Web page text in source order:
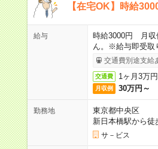
【在宅OK】時給
給与
時給3000円 月収
ん。※給与即受取
交通費別途支給
交通費 1ヶ月3万
月収例 30万円～
勤務地
東京都中央区
新日本橋駅から徒
サ－ビス